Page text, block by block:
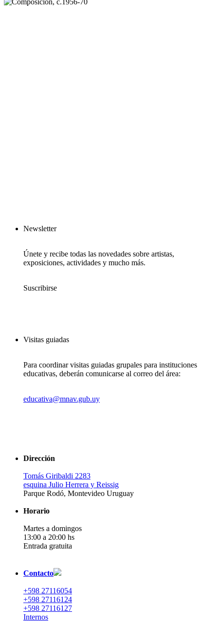
Newsletter
Únete y recibe todas las novedades sobre artistas,
exposiciones, actividades y mucho más.
Suscribirse
Visitas guiadas
Para coordinar visitas guiadas grupales para instituciones
educativas, deberán comunicarse al correo del área:
educativa@mnav.gub.uy
Dirección
Tomás Giribaldi 2283
esquina Julio Herrera y Reissig
Parque Rodó, Montevideo Uruguay
Horario
Martes a domingos
13:00 a 20:00 hs
Entrada gratuita
Contacto
+598 27116054
+598 27116124
+598 27116127
Internos